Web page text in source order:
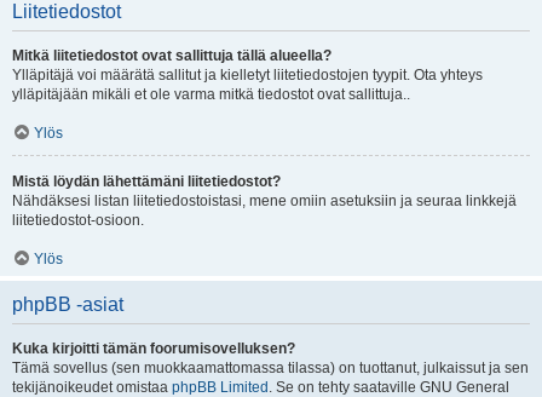
Liitetiedostot
Mitkä liitetiedostot ovat sallittuja tällä alueella?
Ylläpitäjä voi määrätä sallitut ja kielletyt liitetiedostojen tyypit. Ota yhteys
ylläpitäjään mikäli et ole varma mitkä tiedostot ovat sallittuja..
Ylös
Mistä löydän lähettämäni liitetiedostot?
Nähdäksesi listan liitetiedostoistasi, mene omiin asetuksiin ja seuraa linkkejä
liitetiedostot-osioon.
Ylös
phpBB -asiat
Kuka kirjoitti tämän foorumisovelluksen?
Tämä sovellus (sen muokkaamattomassa tilassa) on tuottanut, julkaissut ja sen
tekijänoikeudet omistaa phpBB Limited . Se on tehty saataville GNU General